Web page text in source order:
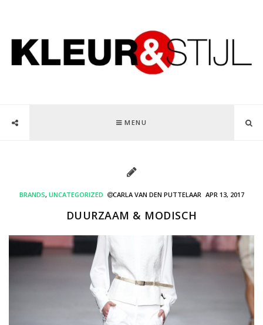
MENU
BRANDS, UNCATEGORIZED CARLA VAN DEN PUTTELAAR APR 13, 2017
DUURZAAM & MODISCH